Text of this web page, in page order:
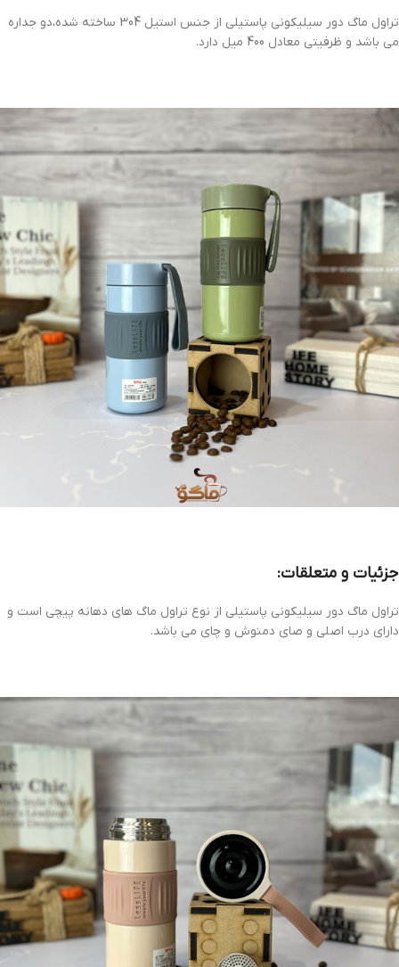
تراول ماگ دور سیلیکونی پاستیلی از جنس استیل 304 ساخته شده،دو جداره
می باشد و ظرفیتی معادل 400 میل دارد.
جزئیات و متعلقات:
تراول ماگ دور سیلیکونی پاستیلی از نوع تراول ماگ های دهانه پیچی است و
دارای درب اصلی و صای دمنوش و چای می باشد.